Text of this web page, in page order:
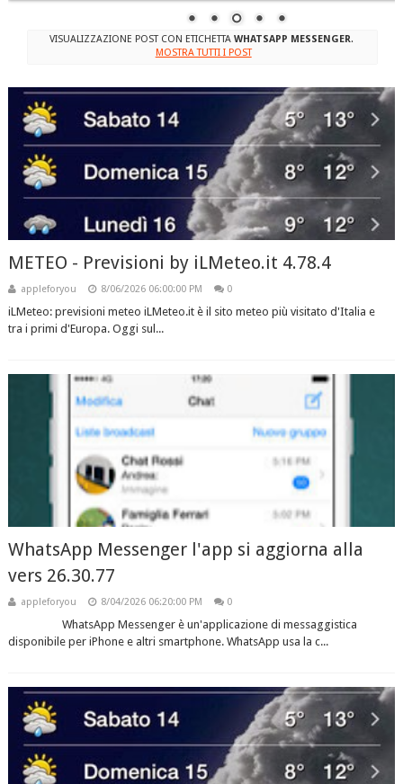
VISUALIZZAZIONE POST CON ETICHETTA WHATSAPP MESSENGER.
MOSTRA TUTTI I POST
METEO - Previsioni by iLMeteo.it 4.78.4
appleforyou 8/06/2026 06:00:00 PM 0
iLMeteo: previsioni meteo iLMeteo.it è il sito meteo più visitato d'Italia e
tra i primi d'Europa. Oggi sul...
WhatsApp Messenger l'app si aggiorna alla
vers 26.30.77
appleforyou 8/04/2026 06:20:00 PM 0
WhatsApp Messenger è un'applicazione di messaggistica
disponibile per iPhone e altri smartphone. WhatsApp usa la c...